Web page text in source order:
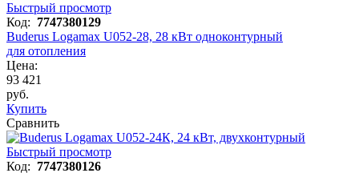
Быстрый просмотр
Код: 7747380129
Buderus Logamax U052-28, 28 кВт одноконтурный
для отопления
Цена:
93 421
руб.
Купить
Сравнить
Быстрый просмотр
Код: 7747380126